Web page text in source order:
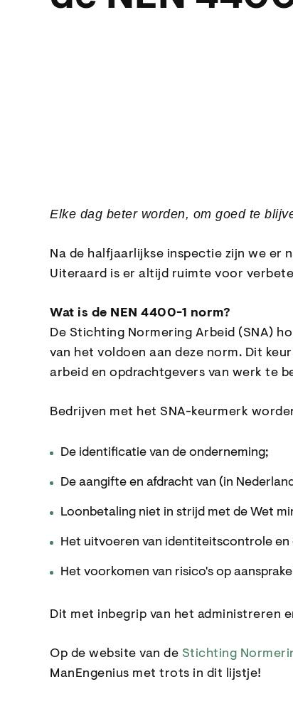
Elke dag beter worden, om goed te
Na de halfjaarlijkse inspectie zijn we er
Uiteraard is er altijd ruimte voor
Wat is de NEN 4400-1 norm?
De Stichting Normering Arbeid (SNA)
van het voldoen aan deze norm. Dit
arbeid en opdrachtgevers van werk te
Bedrijven met het SNA-keurmerk
De identificatie van de onderneming;
De aangifte en afdracht van (in
Loonbetaling niet in strijd met de Wet
Het uitvoeren van identiteitscontrole
Het voorkomen van risico's op
Dit met inbegrip van het administreren
Op de website van de Stichting
ManEngenius met trots in dit lijstje!